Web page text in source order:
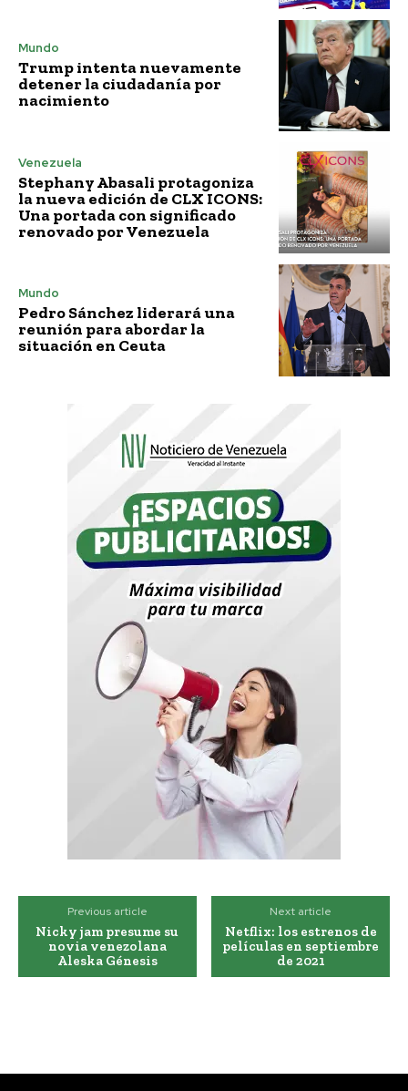
Mundo
Trump intenta nuevamente
detener la ciudadanía por
nacimiento
Venezuela
Stephany Abasali protagoniza
la nueva edición de CLX ICONS:
Una portada con significado
renovado por Venezuela
Mundo
Pedro Sánchez liderará una
reunión para abordar la
situación en Ceuta
Previous article
Nicky jam presume su
novia venezolana
Aleska Génesis
Next article
Netflix: los estrenos de
películas en septiembre
de 2021